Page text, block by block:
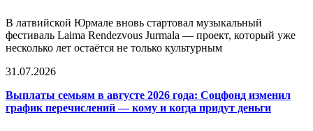
В латвийской Юрмале вновь стартовал музыкальный
фестиваль Laima Rendezvous Jurmala — проект, который уже
несколько лет остаётся не только культурным
31.07.2026
Выплаты семьям в августе 2026 года: Соцфонд изменил
график перечислений — кому и когда придут деньги